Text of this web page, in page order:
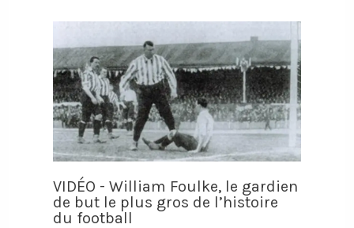
VIDÉO - William Foulke, le gardien
de but le plus gros de l’histoire
du football